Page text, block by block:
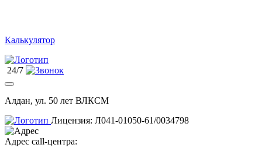
Калькулятор
24/7
Алдан, ул. 50 лет ВЛКСМ
Лицензия: Л041-01050-61/0034798
Адрес call-центра: